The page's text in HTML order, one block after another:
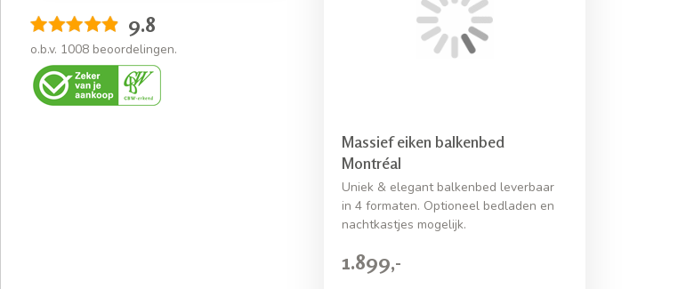
9.8
o.b.v. 1008 beoordelingen.
Massief eiken balkenbed
Montréal
Uniek & elegant balkenbed leverbaar
in 4 formaten. Optioneel bedladen en
nachtkastjes mogelijk.
1.899,-